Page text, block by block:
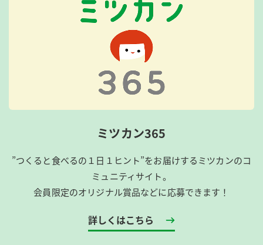
ミツカン365
”つくると食べるの１日１ヒント”をお届けするミツカンのコ
ミュニティサイト。
会員限定のオリジナル賞品などに応募できます！
詳しくはこちら